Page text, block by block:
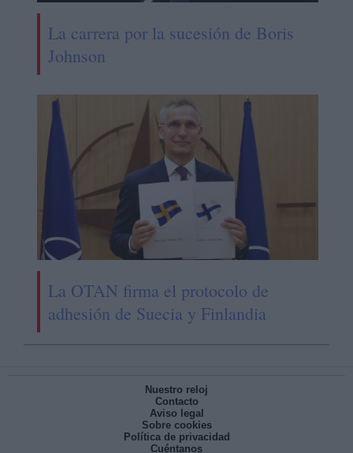
La carrera por la sucesión de Boris
Johnson
La OTAN firma el protocolo de
adhesión de Suecia y Finlandia
Nuestro reloj
Contacto
Aviso legal
Sobre cookies
Política de privacidad
Cuéntanos